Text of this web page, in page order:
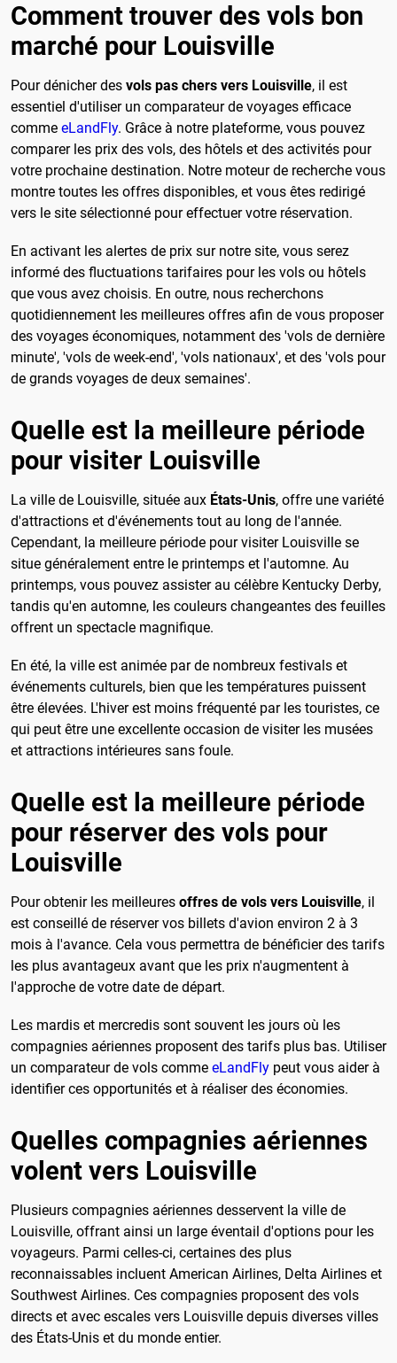
Comment trouver des vols bon
marché pour Louisville
Pour dénicher des vols pas chers vers Louisville, il est
essentiel d'utiliser un comparateur de voyages efficace
comme eLandFly. Grâce à notre plateforme, vous pouvez
comparer les prix des vols, des hôtels et des activités pour
votre prochaine destination. Notre moteur de recherche vous
montre toutes les offres disponibles, et vous êtes redirigé
vers le site sélectionné pour effectuer votre réservation.
En activant les alertes de prix sur notre site, vous serez
informé des fluctuations tarifaires pour les vols ou hôtels
que vous avez choisis. En outre, nous recherchons
quotidiennement les meilleures offres afin de vous proposer
des voyages économiques, notamment des 'vols de dernière
minute', 'vols de week-end', 'vols nationaux', et des 'vols pour
de grands voyages de deux semaines'.
Quelle est la meilleure période
pour visiter Louisville
La ville de Louisville, située aux États-Unis, offre une variété
d'attractions et d'événements tout au long de l'année.
Cependant, la meilleure période pour visiter Louisville se
situe généralement entre le printemps et l'automne. Au
printemps, vous pouvez assister au célèbre Kentucky Derby,
tandis qu'en automne, les couleurs changeantes des feuilles
offrent un spectacle magnifique.
En été, la ville est animée par de nombreux festivals et
événements culturels, bien que les températures puissent
être élevées. L'hiver est moins fréquenté par les touristes, ce
qui peut être une excellente occasion de visiter les musées
et attractions intérieures sans foule.
Quelle est la meilleure période
pour réserver des vols pour
Louisville
Pour obtenir les meilleures offres de vols vers Louisville, il
est conseillé de réserver vos billets d'avion environ 2 à 3
mois à l'avance. Cela vous permettra de bénéficier des tarifs
les plus avantageux avant que les prix n'augmentent à
l'approche de votre date de départ.
Les mardis et mercredis sont souvent les jours où les
compagnies aériennes proposent des tarifs plus bas. Utiliser
un comparateur de vols comme eLandFly peut vous aider à
identifier ces opportunités et à réaliser des économies.
Quelles compagnies aériennes
volent vers Louisville
Plusieurs compagnies aériennes desservent la ville de
Louisville, offrant ainsi un large éventail d'options pour les
voyageurs. Parmi celles-ci, certaines des plus
reconnaissables incluent American Airlines, Delta Airlines et
Southwest Airlines. Ces compagnies proposent des vols
directs et avec escales vers Louisville depuis diverses villes
des États-Unis et du monde entier.